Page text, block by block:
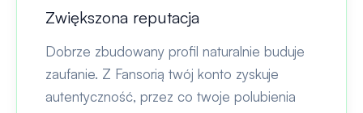
Zwiększona reputacja
Dobrze zbudowany profil naturalnie buduje
zaufanie. Z Fansorią twój konto zyskuje
autentyczność, przez co twoje polubienia